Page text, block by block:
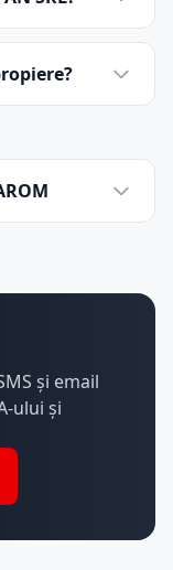
și email
ului și